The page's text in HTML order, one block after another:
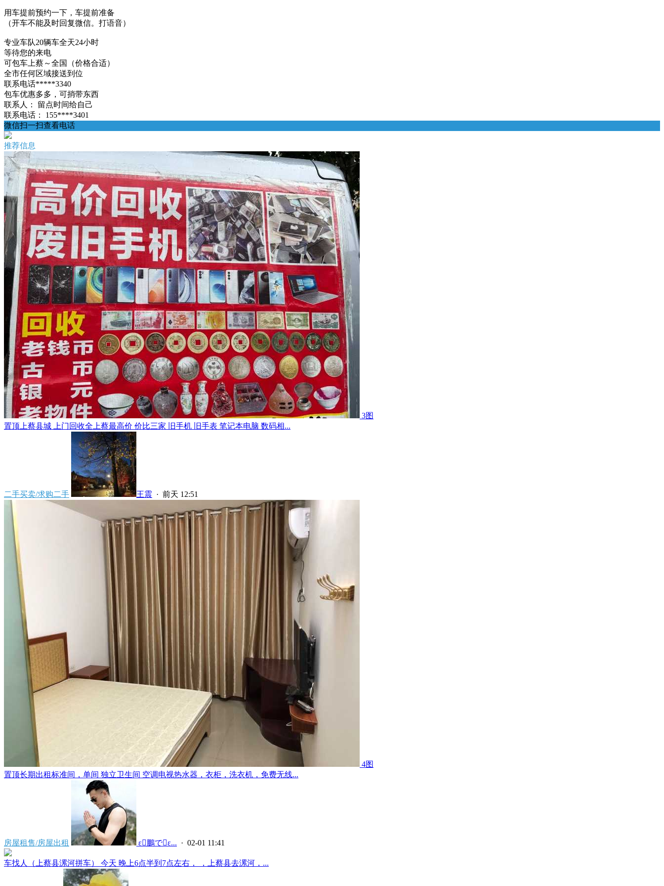
用车提前预约一下，车提前准备
（开车不能及时回复微信。打语音）
专业车队20辆车全天24小时
等待您的来电
可包车上蔡～全国（价格合适）
全市任何区域接送到位
联系电话*****3340
包车优惠多多，可捎带东西
联系人：
留点时间给自己
联系电话：
155****3401
微信扫一扫查看电话
推荐信息
3图
置顶 上蔡县城 上门回收全上蔡最高价 价比三家 旧手机 旧手表 笔记本电脑 数码相...
二手买卖/求购二手 王震 · 前天 12:51
4图
置顶长期出租标准间，单间 独立卫生间 空调电视热水器，衣柜，洗衣机，免费无线...
房屋租售/房屋出租  ε鵬でε... · 02-01 11:41
车找人（上蔡县漯河拼车） 今天 晚上6点半到7点左右， ，上蔡县去漯河，...